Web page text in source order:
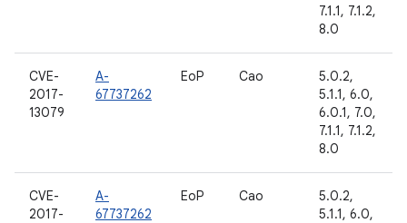
7.1.1, 7.1.2,
8.0
CVE-
2017-
13079
A-
67737262
EoP Cao
5.0.2,
5.1.1, 6.0,
6.0.1, 7.0,
7.1.1, 7.1.2,
8.0
CVE-
2017-
A-
67737262
EoP Cao
5.0.2,
5.1.1, 6.0,